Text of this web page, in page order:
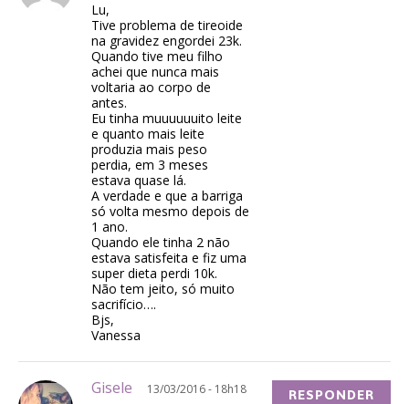
Lu,
Tive problema de tireoide
na gravidez engordei 23k.
Quando tive meu filho
achei que nunca mais
voltaria ao corpo de
antes.
Eu tinha muuuuuuito leite
e quanto mais leite
produzia mais peso
perdia, em 3 meses
estava quase lá.
A verdade e que a barriga
só volta mesmo depois de
1 ano.
Quando ele tinha 2 não
estava satisfeita e fiz uma
super dieta perdi 10k.
Não tem jeito, só muito
sacrifício….
Bjs,
Vanessa
Gisele 13/03/2016 - 18h18 RESPONDER